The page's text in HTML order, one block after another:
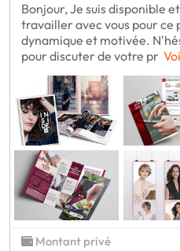
Bonjour, Je suis disponible
travailler avec vous pour ce
dynamique et motivée.
pour discuter de votre pr
Montant privé